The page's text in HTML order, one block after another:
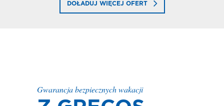
DOŁADUJ WIĘCEJ OFERT
Gwarancja bezpiecznych wakacji